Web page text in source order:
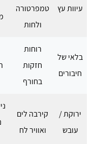
עיוות עץ
טמפרטורה
ולחות
בלאי של
חיבורים
רוחות
חזקות
בחורף
ירוקת /
עובש
קירבה לים
ואוויר לח